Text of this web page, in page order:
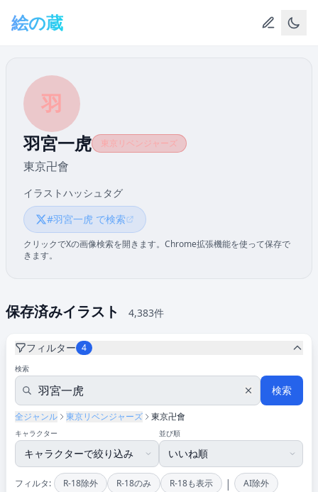
絵の蔵
羽
羽宮一虎 東京リベンジャーズ
東京卍會
イラストハッシュタグ
#羽宮一虎 で検索
クリックでXの画像検索を開きます。Chrome拡張機能を使って保存で
きます。
保存済みイラスト 4,383件
フィルター 4
検索
検索
全ジャンル 東京リベンジャーズ 東京卍會
キャラクター 並び順
フィルタ: R-18除外 R-18のみ R-18も表示 |
AI除外